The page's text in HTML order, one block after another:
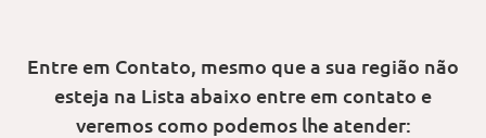
Entre em Contato, mesmo que a sua região não
esteja na Lista abaixo entre em contato e
veremos como podemos lhe atender: